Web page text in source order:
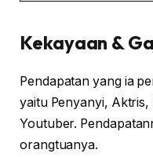
Kekayaan &
Pendapatan yang ia
yaitu Penyanyi,
Youtuber.
orangtuanya.